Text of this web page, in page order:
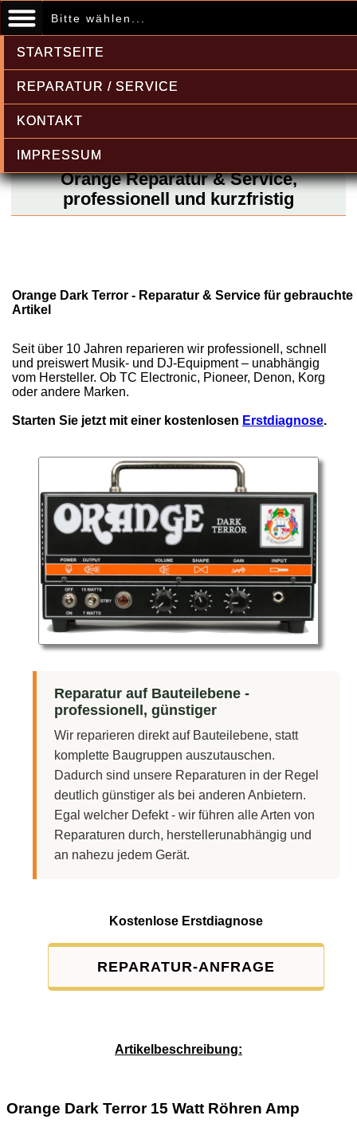
Bitte wählen...
STARTSEITE
REPARATUR / SERVICE
KONTAKT
IMPRESSUM
Orange Reparatur & Service,
professionell und kurzfristig
Orange Dark Terror - Reparatur & Service für gebrauchte
Artikel
Seit über 10 Jahren reparieren wir professionell, schnell
und preiswert Musik- und DJ-Equipment – unabhängig
vom Hersteller. Ob TC Electronic, Pioneer, Denon, Korg
oder andere Marken.
Starten Sie jetzt mit einer kostenlosen Erstdiagnose.
Reparatur auf Bauteilebene -
professionell, günstiger
Wir reparieren direkt auf Bauteilebene, statt
komplette Baugruppen auszutauschen.
Dadurch sind unsere Reparaturen in der Regel
deutlich günstiger als bei anderen Anbietern.
Egal welcher Defekt - wir führen alle Arten von
Reparaturen durch, herstellerunabhängig und
an nahezu jedem Gerät.
Kostenlose Erstdiagnose
REPARATUR-ANFRAGE
Artikelbeschreibung:
Orange Dark Terror 15 Watt Röhren Amp